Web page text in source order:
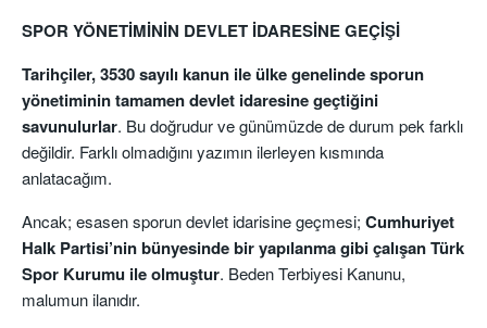
SPOR YÖNETİMİNİN DEVLET İDARESİNE GEÇİŞİ
Tarihçiler, 3530 sayılı kanun ile ülke genelinde sporun
yönetiminin tamamen devlet idaresine geçtiğini
savunulurlar. Bu doğrudur ve günümüzde de durum pek farklı
değildir. Farklı olmadığını yazımın ilerleyen kısmında
anlatacağım.
Ancak; esasen sporun devlet idarisine geçmesi; Cumhuriyet
Halk Partisi’nin bünyesinde bir yapılanma gibi çalışan Türk
Spor Kurumu ile olmuştur. Beden Terbiyesi Kanunu,
malumun ilanıdır.